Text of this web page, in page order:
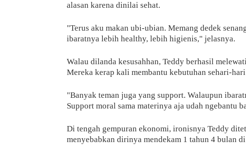
alasan karena dinilai sehat.
"Terus aku makan ubi-ubian. Memang dedek
ibaratnya lebih healthy, lebih higienis," jelasnya.
Walau dilanda kesusahhan, Teddy berhasil
Mereka kerap kali membantu kebutuhan sehari-
"Banyak teman juga yang support. Walaupun
Support moral sama materinya aja udah ngebantu
Di tengah gempuran ekonomi, ironisnya Teddy
menyebabkan dirinya mendekam 1 tahun 4 bulan